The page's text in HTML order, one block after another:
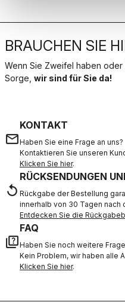
BRAUCHEN SIE
Wenn Sie Zweifel haben
Sorge, wir sind für Sie da!
email
KONTAKT
Haben Sie eine Frage an uns?
Kontaktieren Sie unseren
Klicken Sie hier.
replay
RÜCKSENDUNGEN
Rückgabe der Bestellung
innerhalb von 30 Tagen nach
Entdecken Sie die
quiz
FAQ
Haben Sie noch weitere
Kein Problem, wir haben alle
Klicken Sie hier.